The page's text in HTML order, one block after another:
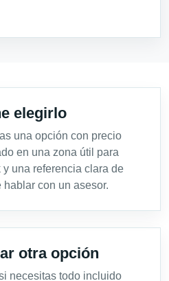
elegirlo
una opción con precio
en una zona útil para
una referencia clara de
con un asesor.
otra opción
necesitas todo incluido